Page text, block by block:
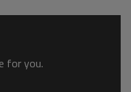
for you.